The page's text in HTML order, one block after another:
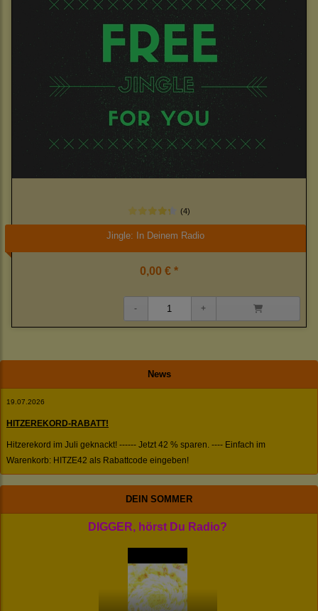
News
19.07.2026
HITZEREKORD-RABATT!
Hitzerekord im Juli geknackt! ------ Jetzt 42 % sparen. ---- Einfach im
Warenkorb: HITZE42 als Rabattcode eingeben!
DEIN SOMMER
DIGGER, hörst Du Radio?
(4)
Jingle: In Deinem Radio
0,00 € *